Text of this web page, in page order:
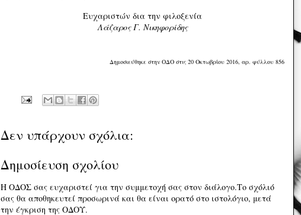
Ευχαριστών δια την φιλοξενία
Λάζαρος Γ. Νικηφορίδης
Δημοσιεύθηκε στην ΟΔΟ στις 20 Οκτωβρίου 2016, αρ. φύλλου 856
Δεν υπάρχουν σχόλια:
Δημοσίευση σχολίου
Η ΟΔΟΣ σας ευχαριστεί για την συμμετοχή σας στον διάλογο.Το σχόλιό
σας θα αποθηκευτεί προσωρινά και θα είναι ορατό στο ιστολόγιο, μετά
την έγκριση της ΟΔΟΥ.